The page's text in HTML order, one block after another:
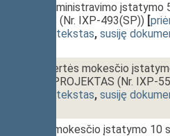
Mokesčių administravimo
PROJEKTAS (Nr. IXP-493(SP)) [
dokumento tekstas, susiję
Pridėtinės vertės mokesčio
ĮSTATYMO PROJEKTAS (Nr. IXP-
dokumento tekstas, susiję
Prekyviečių mokesčio įstatymo 10